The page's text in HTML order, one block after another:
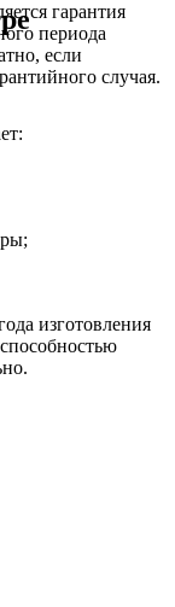
гарантия
периода
если
случая.
изготовления